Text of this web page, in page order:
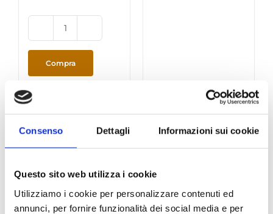
Consenso Dettagli Informazioni sui cookie
Questo sito web utilizza i cookie
Utilizziamo i cookie per personalizzare contenuti ed
annunci, per fornire funzionalità dei social media e per
Bicchieri
in
carta
50pz
Compra
Dettagli
Fuori stock Fuori stock